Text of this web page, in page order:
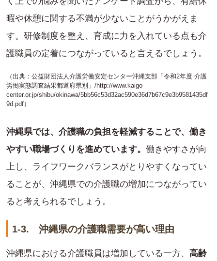
暇や休憩に関する不満が少ないことがうかがえま
す。研修制度を整え、育成に力を入れている点も介
護職員の定着につながっていると言えるでしょう。
（出典：公益財団法人介護労働安定センター沖縄支部「令和2年度 介護
労働実態調査結果都道府県別」/http://www.kaigo-
center.or.jp/shibu/okinawa/5bb56c53d32ac590e36d7b67c9e3b9581435df
9d.pdf）
沖縄県では、介護職の負担を軽減することで、働き
やすい職場づくりを進めています。 働きやすさが向
上し、ライフワークバランスがとりやすくなってい
ることが、沖縄県での介護職の増加につながってい
ると考えられるでしょう。
1-3. 沖縄県の介護職需要が高い理由
沖縄県における介護職員は増加している一方、 高齢